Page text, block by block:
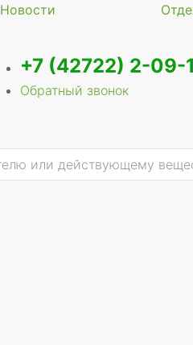
Новости
+7 (42722) 2-09-
Обратный звонок